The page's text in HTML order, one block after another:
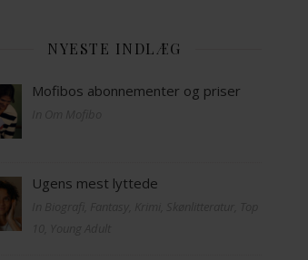
NYESTE INDLÆG
Mofibos abonnementer og priser
Ugens mest lyttede